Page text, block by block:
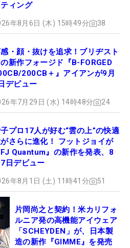
ティング
年8月6日 (木) 15時49分 38
・顔・抜けを追求！ブリヂスト
新作フォージド『B-FORGED
200CB＋』アイアンが9月
デビュー
年7月29日 (水) 14時48分 24
プロ17人が好む“雲の上”の快適
さらに進化！ フットジョイが
FJ Quantum』の新作を発表、8
7日デビュー
年8月1日 (土) 11時41分 51
片岡尚之と契約！米カリフォ
ルニア発の高機能アイウェア
「SCHEYDEN」が、日本製
造の新作『GIMME』を発売